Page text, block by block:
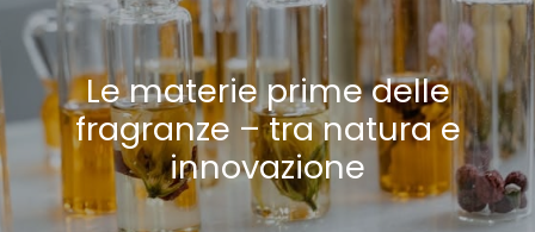
Le materie prime delle
fragranze – tra natura e
innovazione